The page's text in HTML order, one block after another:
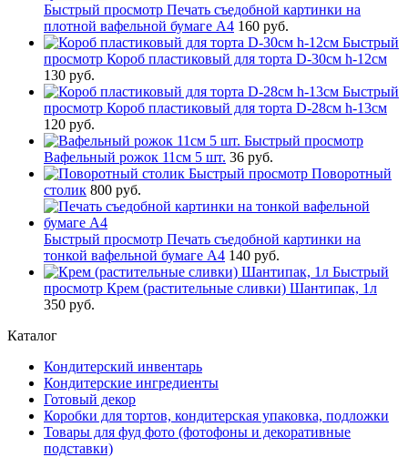
Быстрый просмотр Печать съедобной картинки на
плотной вафельной бумаге А4 160 руб.
Быстрый
просмотр Короб пластиковый для торта D-30см h-12см
130 руб.
Быстрый
просмотр Короб пластиковый для торта D-28см h-13см
120 руб.
Быстрый просмотр
Вафельный рожок 11см 5 шт. 36 руб.
Быстрый просмотр Поворотный
столик 800 руб.
Быстрый просмотр Печать съедобной картинки на
тонкой вафельной бумаге А4 140 руб.
Быстрый
просмотр Крем (растительные сливки) Шантипак, 1л
350 руб.
Каталог
Кондитерский инвентарь
Кондитерские ингредиенты
Готовый декор
Коробки для тортов, кондитерская упаковка, подложки
Товары для фуд фото (фотофоны и декоративные
подставки)